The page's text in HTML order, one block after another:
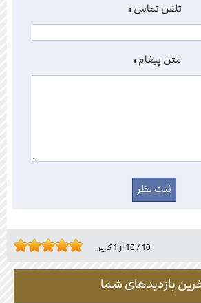
تلفن تماس :
متن پیغام :
10/10 از 1کاربر
بازدیدهای شما